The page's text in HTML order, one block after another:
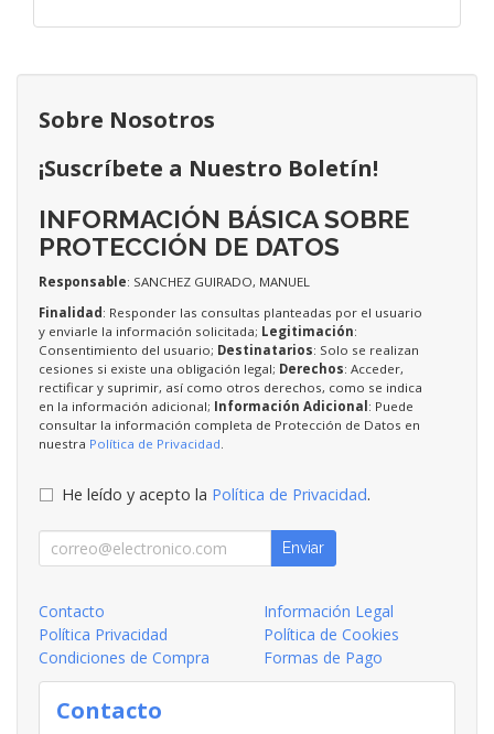
Sobre Nosotros
¡Suscríbete a Nuestro Boletín!
INFORMACIÓN BÁSICA SOBRE
PROTECCIÓN DE DATOS
Responsable: SANCHEZ GUIRADO, MANUEL
Finalidad: Responder las consultas planteadas por el usuario
y enviarle la información solicitada; Legitimación:
Consentimiento del usuario; Destinatarios: Solo se realizan
cesiones si existe una obligación legal; Derechos: Acceder,
rectificar y suprimir, así como otros derechos, como se indica
en la información adicional; Información Adicional: Puede
consultar la información completa de Protección de Datos en
nuestra Política de Privacidad
He leído y acepto la Política de Privacidad.
Enviar
Contacto
Información Legal
Política Privacidad
Política de Cookies
Condiciones de Compra
Formas de Pago
Contacto